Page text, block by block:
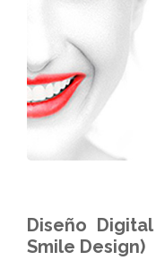
Diseño
Smile Design)